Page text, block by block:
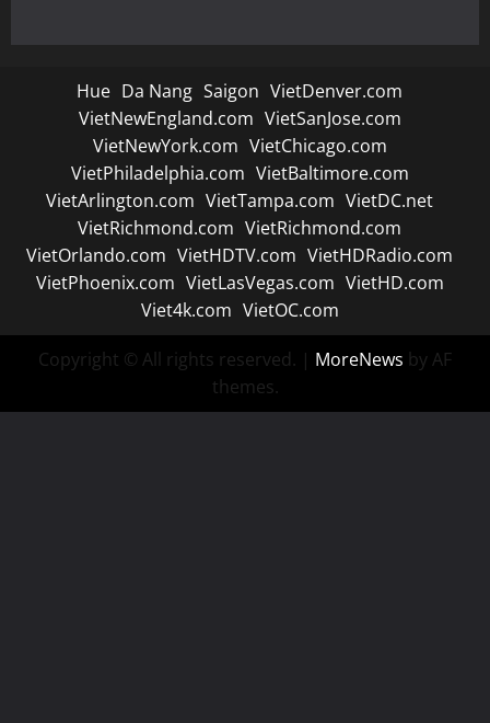
Hue Da Nang Saigon VietDenver.com
VietNewEngland.com VietSanJose.com
VietNewYork.com VietChicago.com
VietPhiladelphia.com VietBaltimore.com
VietArlington.com VietTampa.com VietDC.net
VietRichmond.com VietRichmond.com
VietOrlando.com VietHDTV.com VietHDRadio.com
VietPhoenix.com VietLasVegas.com VietHD.com
Viet4k.com VietOC.com
Copyright © All rights reserved. | MoreNews by AF
themes.